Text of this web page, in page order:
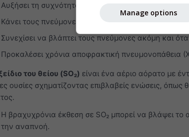
Αυξήσει τη συχνότητα των ασθματικών κρίσεων
Κάνει τους πνεύμονες πιο ευάλωτους σε λοιμώξεις
Συνεχίσει να βλάπτει τους πνεύμονες ακόμη και
Προκαλέσει χρόνια αποφρακτική πνευμονοπάθεια
του θείου (SO₂) είναι ένα αέριο αόρατο με
ουσίες σχηματίζοντας επιβλαβείς ενώσεις, όπως
Η βραχυχρόνια έκθεση σε SO₂ μπορεί να βλάψει το
την αναπνοή.
Manage options